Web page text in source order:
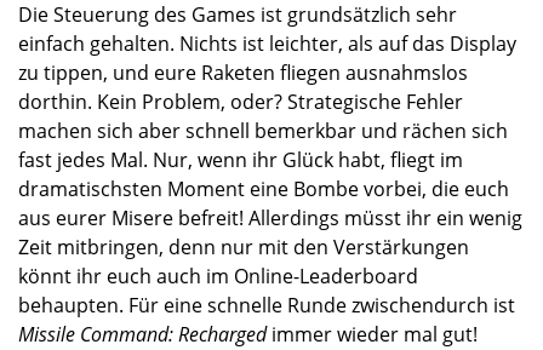
Die Steuerung des Games ist grundsätzlich sehr
einfach gehalten. Nichts ist leichter, als auf das Display
zu tippen, und eure Raketen fliegen ausnahmslos
dorthin. Kein Problem, oder? Strategische Fehler
machen sich aber schnell bemerkbar und rächen sich
fast jedes Mal. Nur, wenn ihr Glück habt, fliegt im
dramatischsten Moment eine Bombe vorbei, die euch
aus eurer Misere befreit! Allerdings müsst ihr ein wenig
Zeit mitbringen, denn nur mit den Verstärkungen
könnt ihr euch auch im Online-Leaderboard
behaupten. Für eine schnelle Runde zwischendurch ist
Missile Command: Rechargedimmer wieder mal gut!